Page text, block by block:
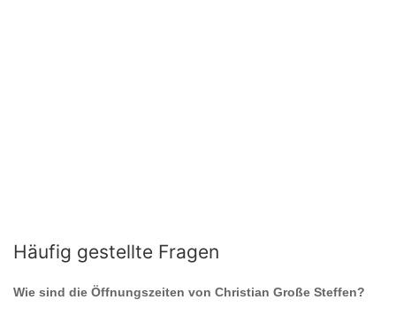
Häufig gestellte Fragen
Wie sind die Öffnungszeiten von Christian Große Steffen?